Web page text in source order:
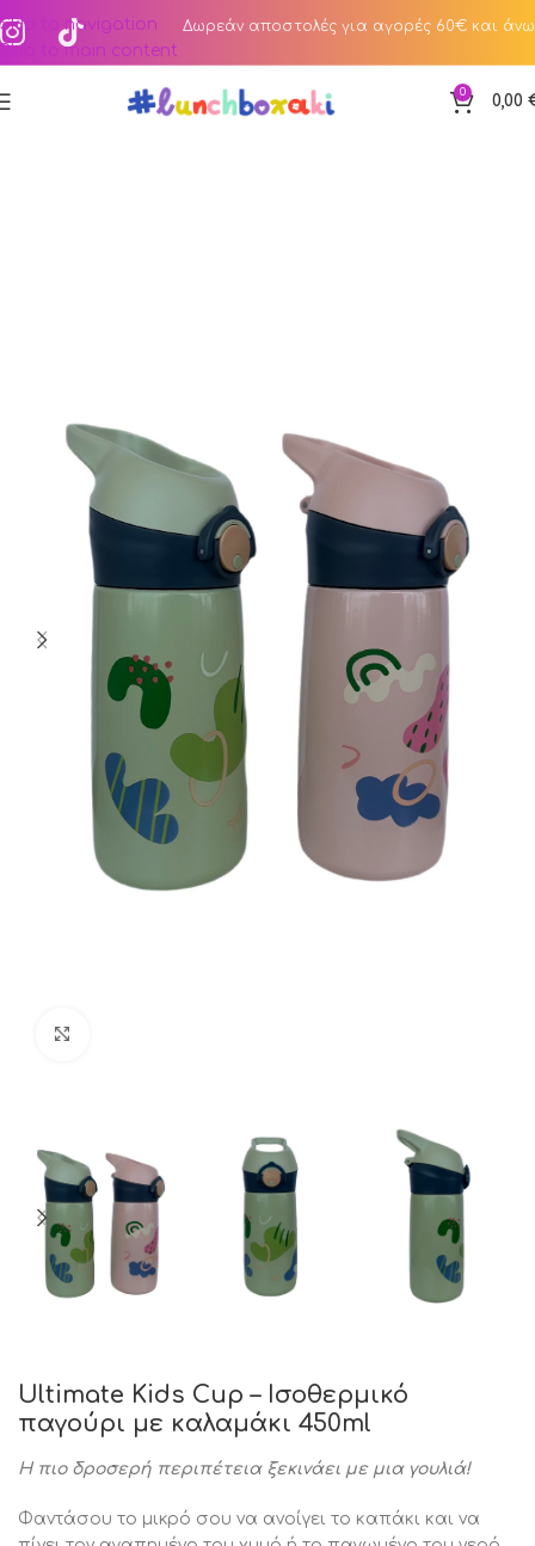
Skip to navigation
Skip to main content
Δωρεάν αποστολές για αγορές 60€ και άνω
0 0,00
Ultimate Kids Cup – Ισοθερμικό
παγούρι με καλαμάκι 450ml
Η πιο δροσερή περιπέτεια ξεκινάει με μια γουλιά!
Φαντάσου το μικρό σου να ανοίγει το καπάκι και να